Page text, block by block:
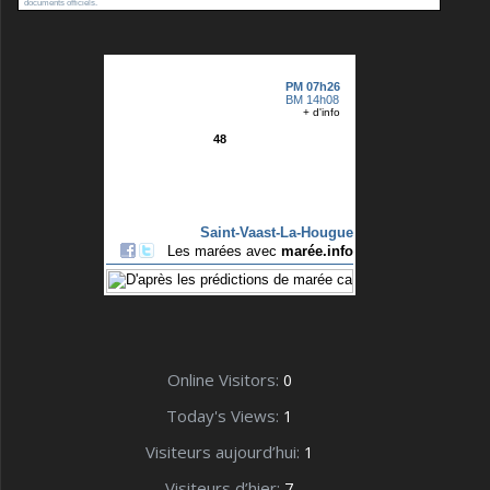
documents officiels.
Online Visitors: 0
Today's Views: 1
Visiteurs aujourd’hui: 1